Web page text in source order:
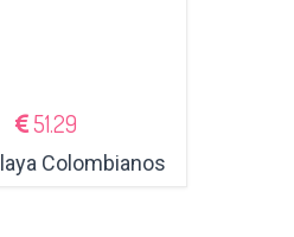
51.29
Colombianos